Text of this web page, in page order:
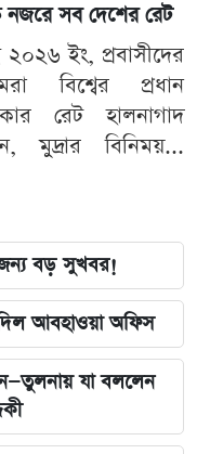
সব দেশের রেট
ইং, প্রবাসীদের
বিশ্বের প্রধান
রেট হালনাগাদ
মুদ্রার বিনিময়...
জন্য বড় সুখবর!
দিল আবহাওয়া অফিস
যা বললেন